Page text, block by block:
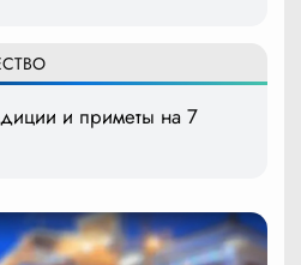
и приметы на 7